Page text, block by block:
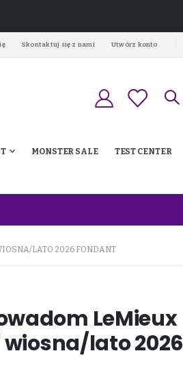
Skontaktuj się z nami Utwórz konto
MONSTER SALE TEST CENTER
LATO 2026 FONDANT
LeMieux
lato 2026